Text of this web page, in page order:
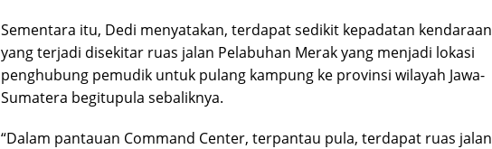
Sementara itu, Dedi menyatakan, terdapat sedikit kepadatan kendaraan
yang terjadi disekitar ruas jalan Pelabuhan Merak yang menjadi lokasi
penghubung pemudik untuk pulang kampung ke provinsi wilayah Jawa-
Sumatera begitupula sebaliknya.
“Dalam pantauan Command Center, terpantau pula, terdapat ruas jalan